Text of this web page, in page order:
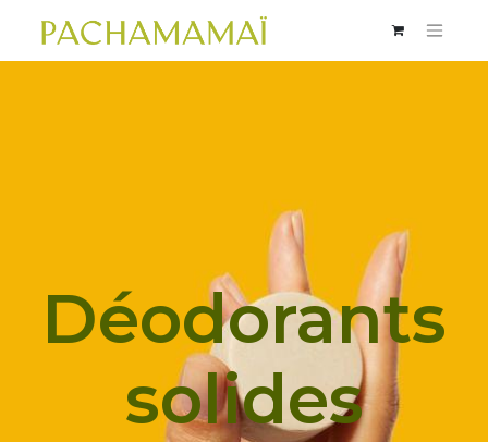
Déodorants
solides